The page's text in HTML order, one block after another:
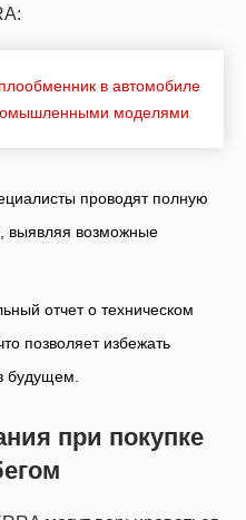
в автомобиле
моделями
проводят полную
выявляя возможные
отчет о техническом
позволяет избежать
будущем.
при покупке